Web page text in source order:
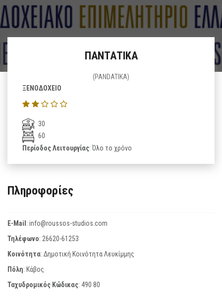
ΠΑΝΤΑΤΙΚΑ
(PANDATIKA)
ΞΕΝΟΔΟΧΕΙΟ
30
60
Περίοδος Λειτουργίας: Όλο το χρόνο
Πληροφορίες
E-Mail: info@roussos-studios.com
Τηλέφωνο: 26620-61253
Κοινότητα: Δημοτική Κοινότητα Λευκίμμης
Πόλη: Κάβος
Ταχυδρομικός Κώδικας: 490 80